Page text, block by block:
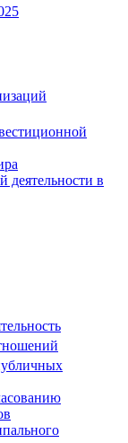
деятельности в